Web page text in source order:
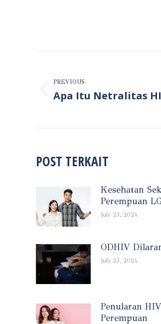
NAVIGATION
PREVIOUS
Previous
post:
Apa Itu Netralitas
POST TERKAIT
Kesehatan
Perempuan
July 23, 2024
ODHIV
July 23, 2024
Penularan
Perempuan